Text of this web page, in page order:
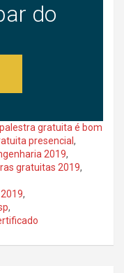
do
gratuita é bom
presencial ,
2019,
gratuitas 2019,
,
,